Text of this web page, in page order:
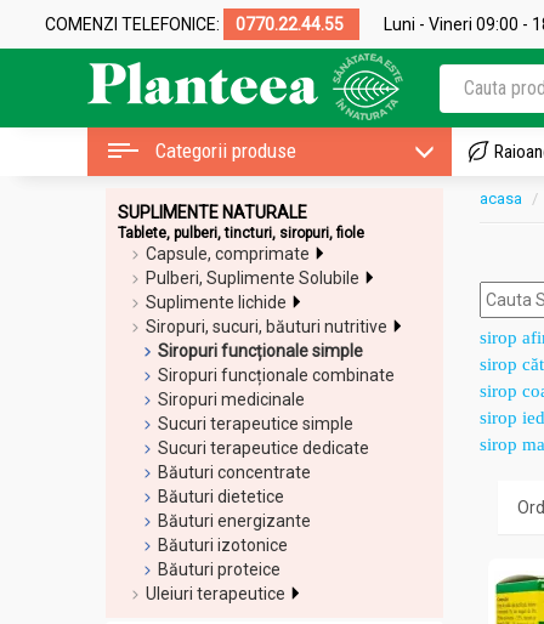
COMENZI TELEFONICE: 0770.22.44.55 Luni - Vineri 09:00 -
Categorii produse
SUPLIMENTE NATURALE
Tablete, pulberi, tincturi, siropuri, fiole
Capsule, comprimate
Pulberi, Suplimente Solubile
Suplimente lichide
Siropuri, sucuri, băuturi nutritive
Siropuri funcționale simple
Siropuri funcționale combinate
Siropuri medicinale
Sucuri terapeutice simple
Sucuri terapeutice dedicate
Băuturi concentrate
Băuturi dietetice
Băuturi energizante
Băuturi izotonice
Băuturi proteice
Uleiuri terapeutice
acasa
sirop
sirop
sirop
sirop
sirop